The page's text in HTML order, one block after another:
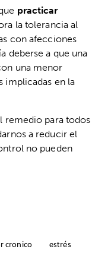
practicar
la tolerancia al
con afecciones
deberse a que una
una menor
implicadas en la
remedio para todos
a reducir el
no pueden
cronico
estrés